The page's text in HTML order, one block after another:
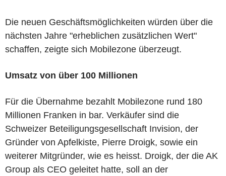
Die neuen Geschäftsmöglichkeiten würden über die
nächsten Jahre "erheblichen zusätzlichen Wert"
schaffen, zeigte sich Mobilezone überzeugt.
Umsatz von über 100 Millionen
Für die Übernahme bezahlt Mobilezone rund 180
Millionen Franken in bar. Verkäufer sind die
Schweizer Beteiligungsgesellschaft Invision, der
Gründer von Apfelkiste, Pierre Droigk, sowie ein
weiterer Mitgründer, wie es heisst. Droigk, der die AK
Group als CEO geleitet hatte, soll an der